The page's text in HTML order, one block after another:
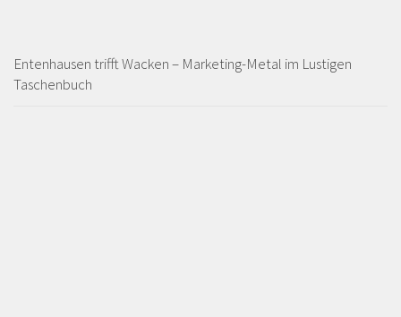
Entenhausen trifft Wacken – Marketing-Metal im Lustigen
Taschenbuch